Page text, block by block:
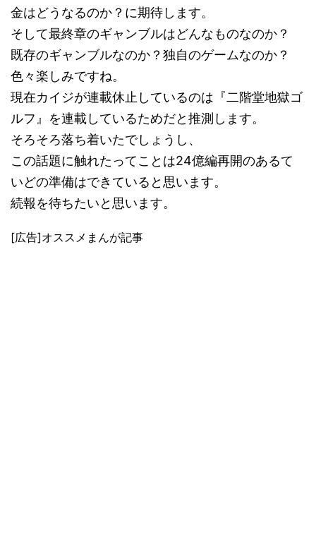
金はどうなるのか？に期待します。
そして最終章のギャンブルはどんなものなのか？
既存のギャンブルなのか？独自のゲームなのか？
色々楽しみですね。
現在カイジが連載休止しているのは『二階堂地獄ゴ
ルフ』を連載しているためだと推測します。
そろそろ落ち着いたでしょうし、
この話題に触れたってことは24億編再開のあるて
いどの準備はできていると思います。
続報を待ちたいと思います。
[広告]オススメまんが記事